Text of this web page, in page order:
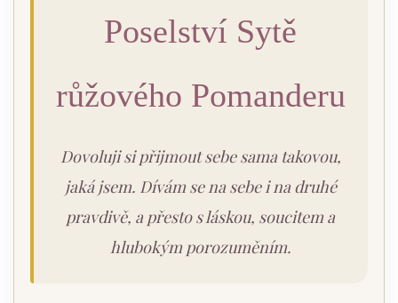
Poselství Sytě
růžového Pomanderu
Dovoluji si přijmout sebe sama takovou,
jaká jsem. Dívám se na sebe i na druhé
pravdivě, a přesto s láskou, soucitem a
hlubokým porozuměním.